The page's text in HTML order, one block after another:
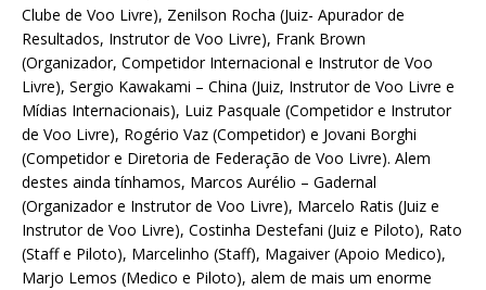
Clube de Voo Livre), Zenilson Rocha (Juiz- Apurador de
Resultados, Instrutor de Voo Livre), Frank Brown
(Organizador, Competidor Internacional e Instrutor de Voo
Livre), Sergio Kawakami – China (Juiz, Instrutor de Voo Livre e
Mídias Internacionais), Luiz Pasquale (Competidor e Instrutor
de Voo Livre), Rogério Vaz (Competidor) e Jovani Borghi
(Competidor e Diretoria de Federação de Voo Livre). Alem
destes ainda tínhamos, Marcos Aurélio – Gadernal
(Organizador e Instrutor de Voo Livre), Marcelo Ratis (Juiz e
Instrutor de Voo Livre), Costinha Destefani (Juiz e Piloto), Rato
(Staff e Piloto), Marcelinho (Staff), Magaiver (Apoio Medico),
Marjo Lemos (Medico e Piloto), alem de mais um enorme